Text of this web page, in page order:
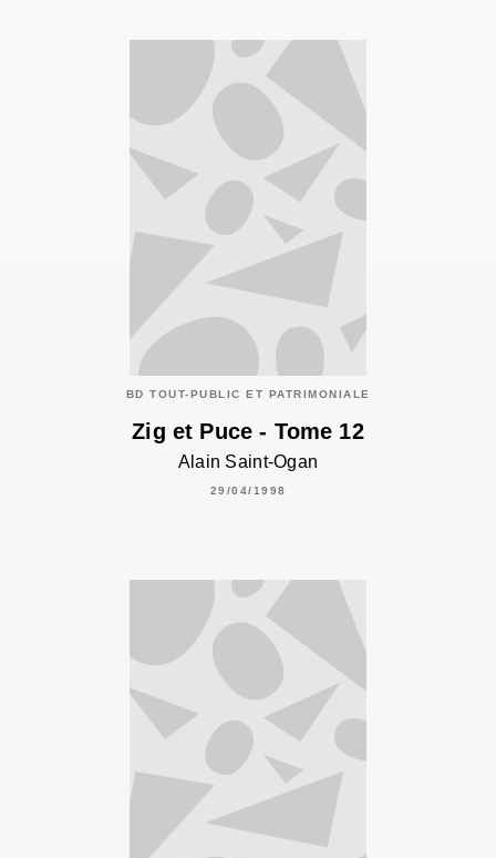
BD TOUT-PUBLIC ET PATRIMONIALE
Zig et Puce - Tome 12
Alain Saint-Ogan
29/04/1998